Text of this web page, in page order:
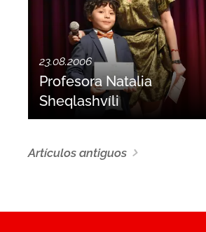
23.08.2006
Profesora Natalia
Sheqlashvíli
Artículos antiguos